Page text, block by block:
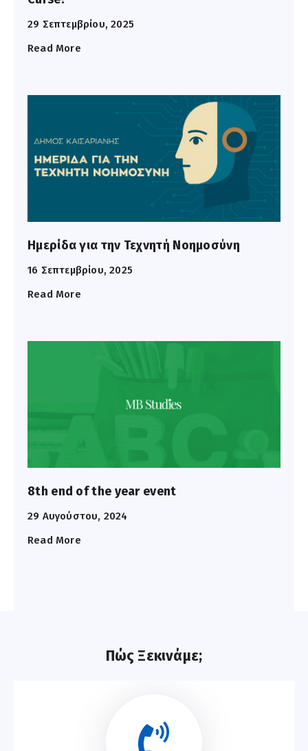
29 Σεπτεμβρίου, 2025
Read More
Ημερίδα για την Τεχνητή Νοημοσύνη
16 Σεπτεμβρίου, 2025
Read More
8th end of the year event
29 Αυγούστου, 2024
Read More
Πώς Ξεκινάμε;